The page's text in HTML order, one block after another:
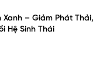
Xanh – Giảm Phát Thải,
Hệ Sinh Thái